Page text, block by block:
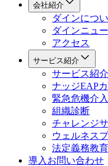
会社紹介
ダインにつ
ダインニュ
アクセス
サービス紹介
サービス紹介
ナッジEAP
緊急危機介入
組織診断
チャレンジ
ウェルネス
法定義務教育
導入お問い合わせ